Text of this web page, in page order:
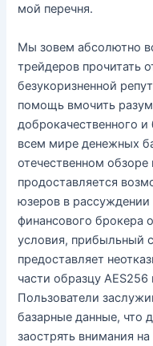
мой перечня.
Мы зовем абсолютно
трейдеров прочитать
безукоризненной
помощь вмочить
доброкачественного
всем мире денежных
отечественном
продоставляется
юзеров в рассуждении
финансового брокера
условия, прибыльный
предоставляет
части образцу AES256
Пользователи
базарные данные, что
заострять внимания